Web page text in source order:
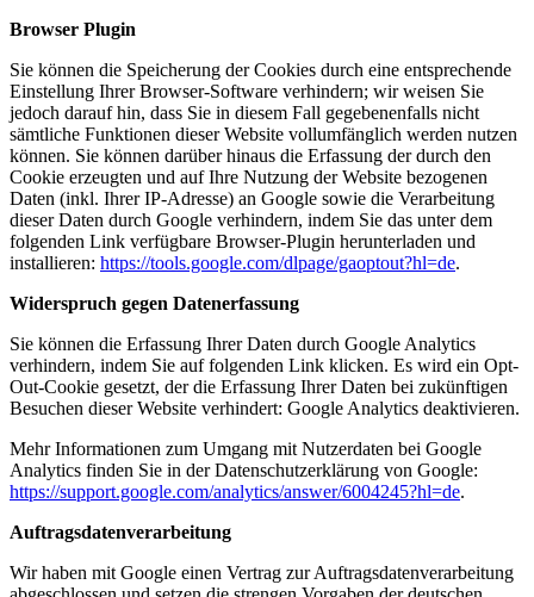
Browser Plugin
Sie können die Speicherung der Cookies durch eine entsprechende
Einstellung Ihrer Browser-Software verhindern; wir weisen Sie
jedoch darauf hin, dass Sie in diesem Fall gegebenenfalls nicht
sämtliche Funktionen dieser Website vollumfänglich werden nutzen
können. Sie können darüber hinaus die Erfassung der durch den
Cookie erzeugten und auf Ihre Nutzung der Website bezogenen
Daten (inkl. Ihrer IP-Adresse) an Google sowie die Verarbeitung
dieser Daten durch Google verhindern, indem Sie das unter dem
folgenden Link verfügbare Browser-Plugin herunterladen und
installieren: https://tools.google.com/dlpage/gaoptout?hl=de.
Widerspruch gegen Datenerfassung
Sie können die Erfassung Ihrer Daten durch Google Analytics
verhindern, indem Sie auf folgenden Link klicken. Es wird ein Opt-
Out-Cookie gesetzt, der die Erfassung Ihrer Daten bei zukünftigen
Besuchen dieser Website verhindert: Google Analytics deaktivieren.
Mehr Informationen zum Umgang mit Nutzerdaten bei Google
Analytics finden Sie in der Datenschutzerklärung von Google:
https://support.google.com/analytics/answer/6004245?hl=de.
Auftragsdatenverarbeitung
Wir haben mit Google einen Vertrag zur Auftragsdatenverarbeitung